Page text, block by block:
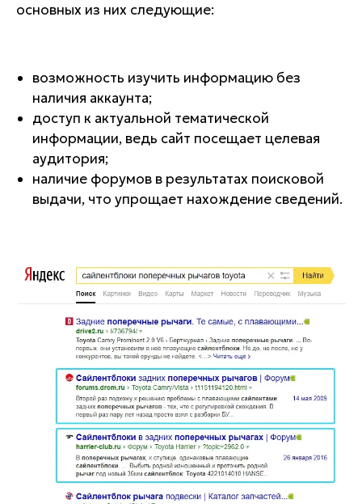
основных из них следующие:
возможность изучить информацию без
наличия аккаунта;
доступ к актуальной тематической
информации, ведь сайт посещает целевая
аудитория;
наличие форумов в результатах поисковой
выдачи, что упрощает нахождение сведений.